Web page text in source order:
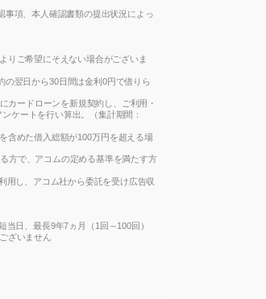
項、本人確認書類の提出状況によっ
りご希望にそえない場合がございま
翌日から30日間は金利0円で借りら
カードローンを新規契約し、ご利用・
ケートを行い算出。（集計期間：
含めた借入総額が100万円を超える場
方で、アコムの定める基準を満たす方
用し、アコム社から委託を受け広告収
日、最長9年7ヵ月（1回～100回）
ざいません